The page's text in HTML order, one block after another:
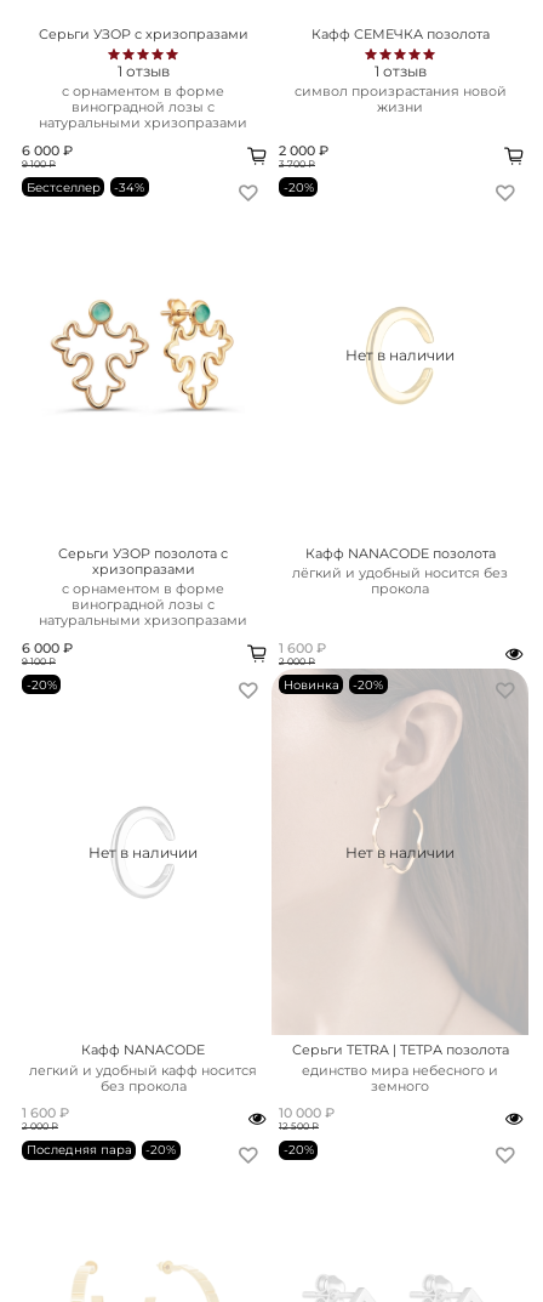
Серьги УЗОР с хризопразами
1 отзыв
с орнаментом в форме
виноградной лозы с
натуральными хризопразами
6 000 ₽
9 100 ₽
Кафф СЕМЕЧКА позолота
1 отзыв
символ произрастания новой
жизни
2 000 ₽
3 700 ₽
Бестселлер -34%
Серьги УЗОР позолота с
хризопразами
с орнаментом в форме
виноградной лозы с
натуральными хризопразами
6 000 ₽
9 100 ₽
Нет в наличии
-20%
Кафф NANACODE позолота
лёгкий и удобный носится без
прокола
1 600 ₽
2 000 ₽
Нет в наличии
-20%
Кафф NANACODE
легкий и удобный кафф носится
без прокола
1 600 ₽
2 000 ₽
Нет в наличии
Новинка -20%
Серьги TETRA | ТЕТРА позолота
единство мира небесного и
земного
10 000 ₽
12 500 ₽
Последняя пара -20% -20%